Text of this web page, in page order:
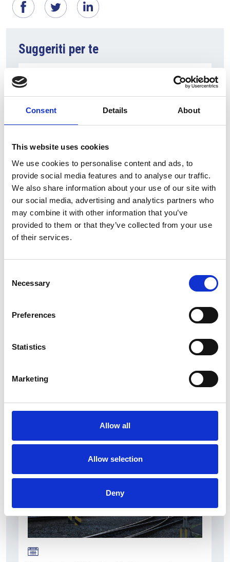
Consent Details About
This website uses cookies
We use cookies to personalise content and ads, to
provide social media features and to analyse our traffic.
We also share information about your use of our site with
our social media, advertising and analytics partners who
may combine it with other information that you’ve
provided to them or that they’ve collected from your use
of their services.
Selection
Necessary
Preferences
Statistics
Marketing
Allow all
Allow selection
Deny
Suggeriti per te
7 Agosto 2026
Nel primo semestre è aumentata fortemente la
costruzione di nuove abitazioni
Repubblica Ceca
La Škoda avvia la produzione del suo SUV Peaq
Repubblica Ceca